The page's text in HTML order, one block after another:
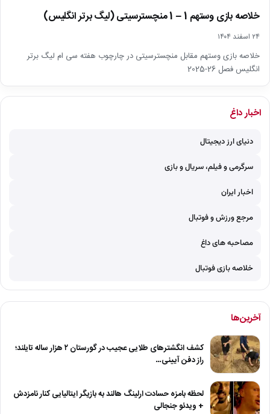
خلاصه بازی وستهم 1 – 1 منچسترسیتی (لیگ برتر انگلیس)
۲۴ اسفند ۱۴۰۴
خلاصه بازی وستهم مقابل منچسترسیتی در چارچوب هفته سی ام لیگ برتر
انگلیس فصل 26-2025
اخبار داغ
دنیای ارز دیجیتال
سرگرمی و فیلم، سریال و بازی
اخبار ایران
مرجع ورزش و فوتبال
مصاحبه های داغ
خلاصه بازی فوتبال
آخرین‌ها
کشف انگشترهای طلایی عجیب در گورستان ۲ هزار ساله تایلند؛
راز دفن آیینی…
لحظه بامزه حسادت ارلینگ هالند به بازیگر ایتالیایی کنار نامزدش
+ ویدئو جنجالی